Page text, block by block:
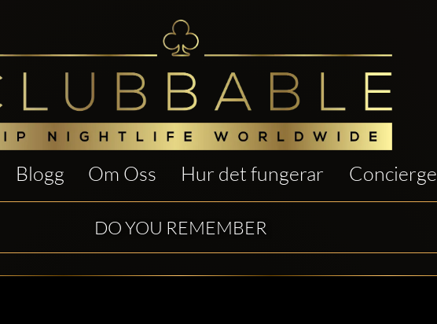
Blogg Om Oss Hur det fungerar Concierge
DO YOU REMEMBER